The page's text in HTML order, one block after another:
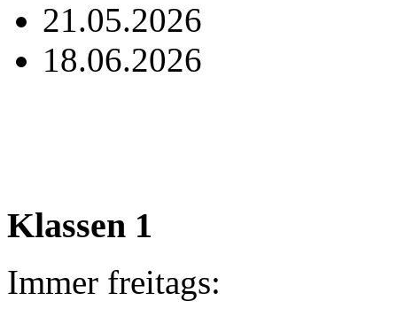
21.05.2026
18.06.2026
Klassen 1
Immer freitags: